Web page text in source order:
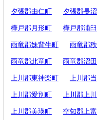
夕張郡由仁町 夕張郡長
樺戸郡月形町 樺戸郡浦
雨竜郡妹背牛町 雨竜郡
雨竜郡北竜町 雨竜郡沼
上川郡東神楽町 上川郡
上川郡愛別町 上川郡上
上川郡美瑛町 空知郡上